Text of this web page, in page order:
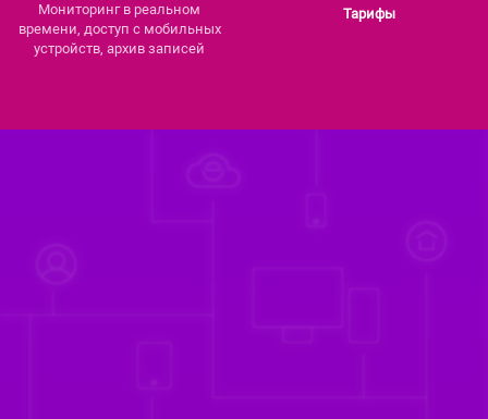
Монито­ринг в реальном
времени, доступ с мобильных
устройств, архив записей
Тарифы